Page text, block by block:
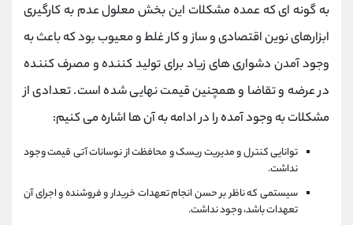
به گونه ای که عمده مشکلات این بخش معلول عدم به کارگیری
ابزارهای نوین اقتصادی و ساز و کار غلط و معیوب بود که باعث به
وجود آمدن دشواری های زیاد برای تولید کننده و مصرف کننده
در عرضه و تقاضا و همچنین قیمت نهایی شده است. تعدادی از
مشکلات به وجود آمده را در ادامه به آن ها اشاره می کنیم:
توانایی کنترل و مدیریت ریسک و محافظت از نوسانات آتی قیمت وجود
نداشت.
سیستمی که ناظر بر حسن انجام تعهدات خریدار و فروشنده و اجرای آن
تعهدات باشد، وجود نداشت.